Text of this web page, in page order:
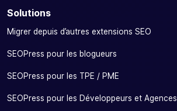
Solutions
Migrer depuis d’autres extensions SEO
SEOPress pour les blogueurs
SEOPress pour les TPE / PME
SEOPress pour les Développeurs et Agences